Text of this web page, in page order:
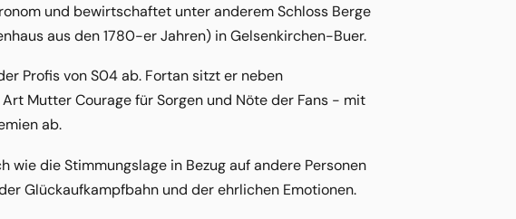
und bewirtschaftet unter anderem Schloss Berge
aus den 1780-er Jahren) in Gelsenkirchen-Buer.
Profis von S04 ab. Fortan sitzt er neben
Mutter Courage für Sorgen und Nöte der Fans - mit
ab.
wie die Stimmungslage in Bezug auf andere Personen
Glückaufkampfbahn und der ehrlichen Emotionen.